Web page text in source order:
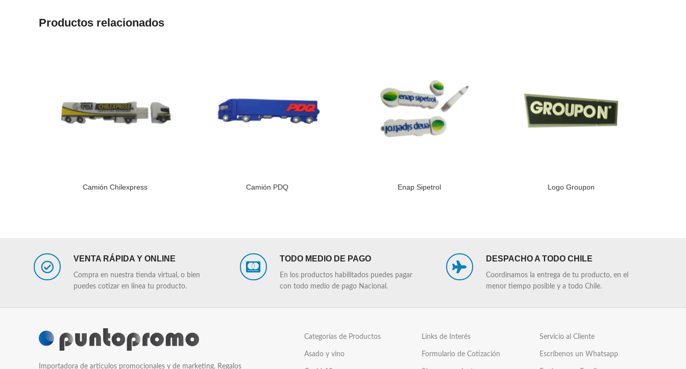
Productos relacionados
Camión Chilexpress Camión PDQ Enap Sipetrol Logo Groupon
VENTA RÁPIDA Y ONLINE
Compra en nuestra tienda virtual, o bien
puedes cotizar en línea tu producto.
TODO MEDIO DE PAGO
En los productos habilitados puedes pagar
con todo medio de pago Nacional.
DESPACHO A TODO CHILE
Coordinamos la entrega de tu producto, en el
menor tiempo posible y a todo Chile.
Importadora de artículos promocionales y de marketing. Regalos
Categorías de Productos
Asado y vino
Links de Interés
Formulario de Cotización
Servicio al Cliente
Escríbenos un Whatsapp